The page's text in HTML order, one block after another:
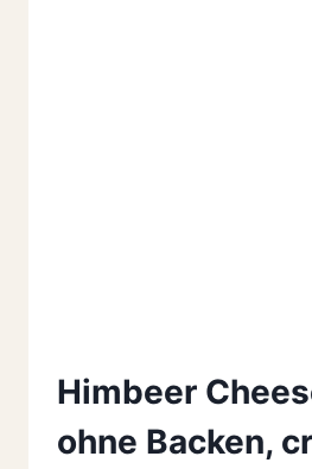
Himbeer
ohne Backen,